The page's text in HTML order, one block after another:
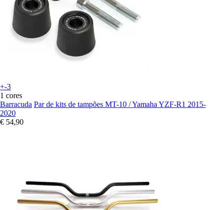
+-3
1 cores
Barracuda Par de kits de tampões MT-10 / Yamaha YZF-R1 2015-
2020
€ 54,90